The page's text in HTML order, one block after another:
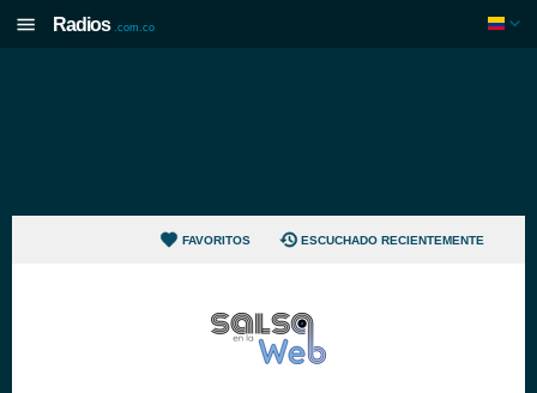
Radios .com.co
FAVORITOS ESCUCHADO RECIENTEMENTE